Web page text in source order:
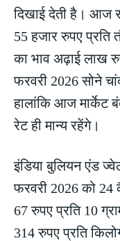
दिखाई देती है। आज
55 हजार रुपए प्रति
का भाव अढ़ाई लाख
फरवरी 2026 सोने
हालांकि आज मार्केट
रेट ही मान्य रहेंगे।
इंडिया बुलियन एंड
फरवरी 2026 को 24
67 रुपए प्रति 10
314 रुपए प्रति